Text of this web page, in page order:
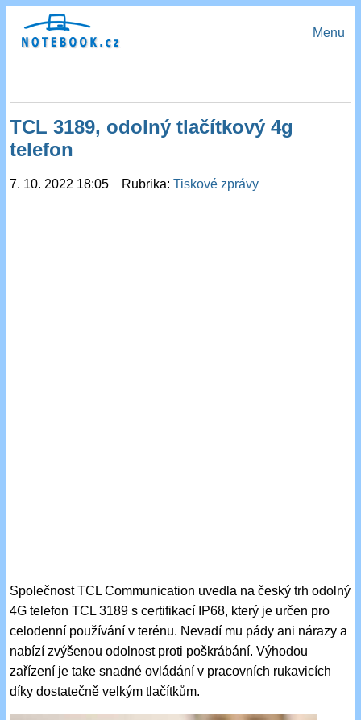
Menu
TCL 3189, odolný tlačítkový 4g
telefon
7. 10. 2022 18:05 Rubrika:Tiskové zprávy
Společnost TCL Communication uvedla na český trh odolný
4G telefon TCL 3189 s certifikací IP68, který je určen pro
celodenní používání v terénu. Nevadí mu pády ani nárazy a
nabízí zvýšenou odolnost proti poškrábání. Výhodou
zařízení je take snadné ovládání v pracovních rukavicích
díky dostatečně velkým tlačítkům.